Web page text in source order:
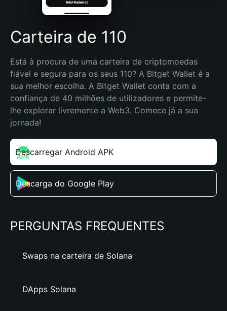
Español (Argentina)
Carteira de 110
Está à procura de uma carteira de criptomoedas
fiável e segura para os seus 110? A Bitget Wallet é a
sua melhor escolha. A Bitget Wallet conta com a
confiança de 40 milhões de utilizadores e permite-
lhe explorar livremente a Web3. Comece já a sua
jornada!
Descarregar Android APK
Descarga do Google Play
PERGUNTAS FREQUENTES
Swaps na carteira de Solana
DApps Solana